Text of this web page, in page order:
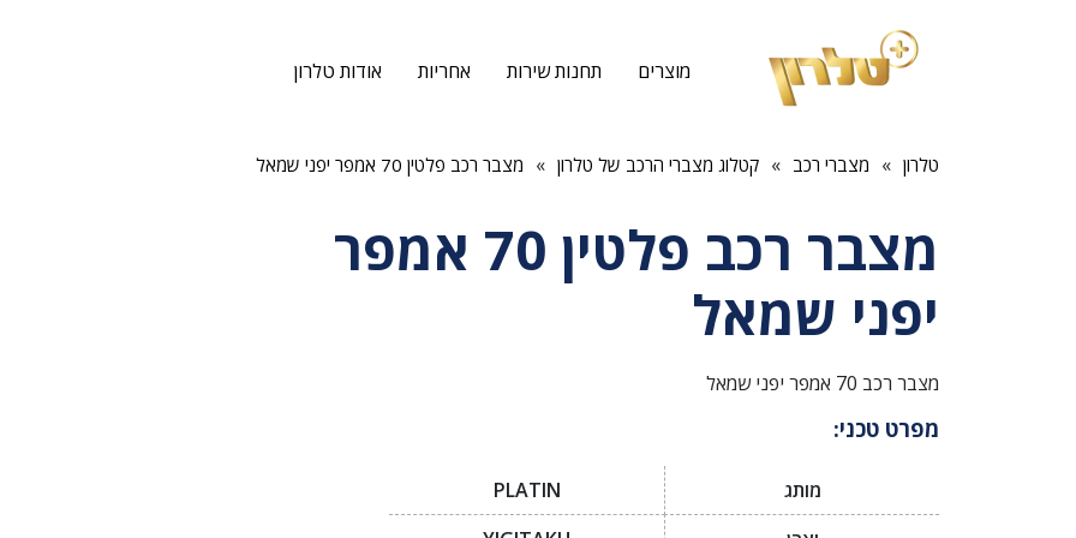
מוצרים תחנות שירות אחריות אודות טלרון
טלרון » מצברי רכב » קטלוג מצברי הרכב של טלרון » מצבר רכב פלטין 70 אמפר יפני שמאל
מצבר רכב פלטין 70 אמפר
יפני שמאל
מצבר רכב 70 אמפר יפני שמאל
מפרט טכני:
מותג
PLATIN